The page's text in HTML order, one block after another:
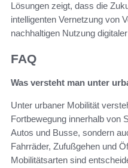
Lösungen zeigt, dass die
intelligenten Vernetzung von
nachhaltigen Nutzung
FAQ
Was versteht man unter
Unter urbaner Mobilität
Fortbewegung innerhalb von
Autos und Busse, sondern
Fahrräder, Zufußgehen und
Mobilitätsarten sind